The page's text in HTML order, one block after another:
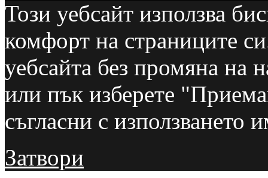
Този уебсайт използва
комфорт на страниците
уебсайта без промяна на
или пък изберете
съгласни с използването
Затвори